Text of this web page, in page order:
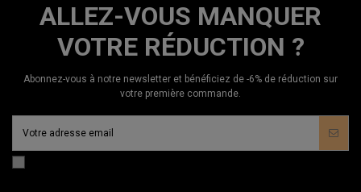
ALLEZ-VOUS MANQUER
VOTRE RÉDUCTION ?
Abonnez-vous à notre newsletter et bénéficiez de -6% de réduction sur
votre première commande.